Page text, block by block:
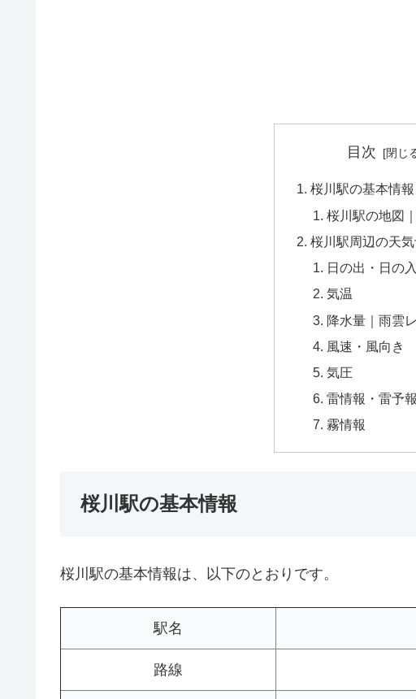
目次
桜川駅の基本情報
桜川駅の地図
桜川駅周辺の天気
日の出・日の
気温
降水量｜雨雲
風速・風向き
気圧
雷情報・雷予報
霧情報
桜川駅の基本情報
桜川駅の基本情報は、以下のとおりです。
駅名
路線